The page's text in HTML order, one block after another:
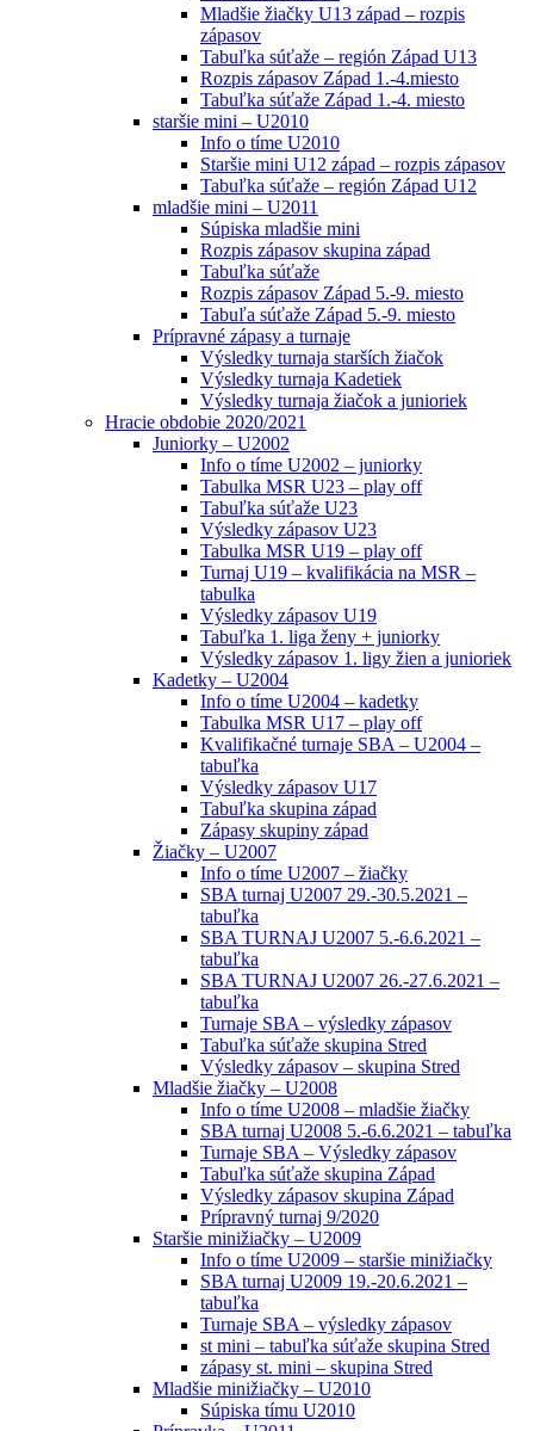
Mladšie žiačky U13 západ – rozpis
zápasov
Tabuľka súťaže – región Západ U13
Rozpis zápasov Západ 1.-4.miesto
Tabuľka súťaže Západ 1.-4. miesto
staršie mini – U2010
Info o tíme U2010
Staršie mini U12 západ – rozpis zápasov
Tabuľka súťaže – región Západ U12
mladšie mini – U2011
Súpiska mladšie mini
Rozpis zápasov skupina západ
Tabuľka súťaže
Rozpis zápasov Západ 5.-9. miesto
Tabuľa súťaže Západ 5.-9. miesto
Prípravné zápasy a turnaje
Výsledky turnaja starších žiačok
Výsledky turnaja Kadetiek
Výsledky turnaja žiačok a junioriek
Hracie obdobie 2020/2021
Juniorky – U2002
Info o tíme U2002 – juniorky
Tabulka MSR U23 – play off
Tabuľka súťaže U23
Výsledky zápasov U23
Tabulka MSR U19 – play off
Turnaj U19 – kvalifikácia na MSR –
tabulka
Výsledky zápasov U19
Tabuľka 1. liga ženy + juniorky
Výsledky zápasov 1. ligy žien a junioriek
Kadetky – U2004
Info o tíme U2004 – kadetky
Tabulka MSR U17 – play off
Kvalifikačné turnaje SBA – U2004 –
tabuľka
Výsledky zápasov U17
Tabuľka skupina západ
Zápasy skupiny západ
Žiačky – U2007
Info o tíme U2007 – žiačky
SBA turnaj U2007 29.-30.5.2021 –
tabuľka
SBA TURNAJ U2007 5.-6.6.2021 –
tabuľka
SBA TURNAJ U2007 26.-27.6.2021 –
tabuľka
Turnaje SBA – výsledky zápasov
Tabuľka súťaže skupina Stred
Výsledky zápasov – skupina Stred
Mladšie žiačky – U2008
Info o tíme U2008 – mladšie žiačky
SBA turnaj U2008 5.-6.6.2021 – tabuľka
Turnaje SBA – Výsledky zápasov
Tabuľka súťaže skupina Západ
Výsledky zápasov skupina Západ
Prípravný turnaj 9/2020
Staršie minižiačky – U2009
Info o tíme U2009 – staršie minižiačky
SBA turnaj U2009 19.-20.6.2021 –
tabuľka
Turnaje SBA – výsledky zápasov
st mini – tabuľka súťaže skupina Stred
zápasy st. mini – skupina Stred
Mladšie minižiačky – U2010
Súpiska tímu U2010